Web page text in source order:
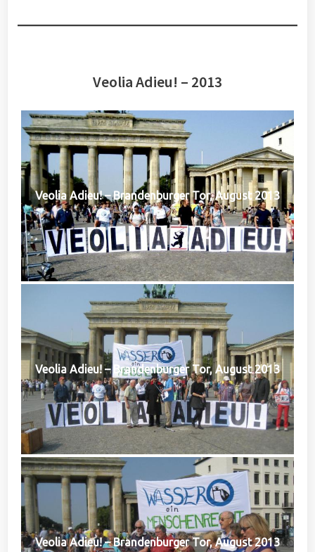
Veolia Adieu! – 2013
Veolia Adieu! – Brandenburger Tor, August 2013
Veolia Adieu! – Brandenburger Tor, August 2013
Veolia Adieu! – Brandenburger Tor, August 2013